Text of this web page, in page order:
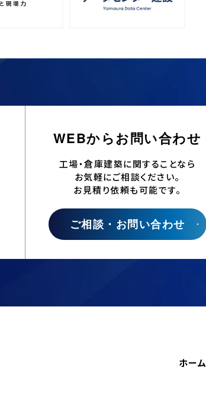
WEBからお問い合わせ
工場・倉庫建築に関することなら
お気軽にご相談ください。
お見積り依頼も可能です。
ご相談・お問い合わせ
ホーム